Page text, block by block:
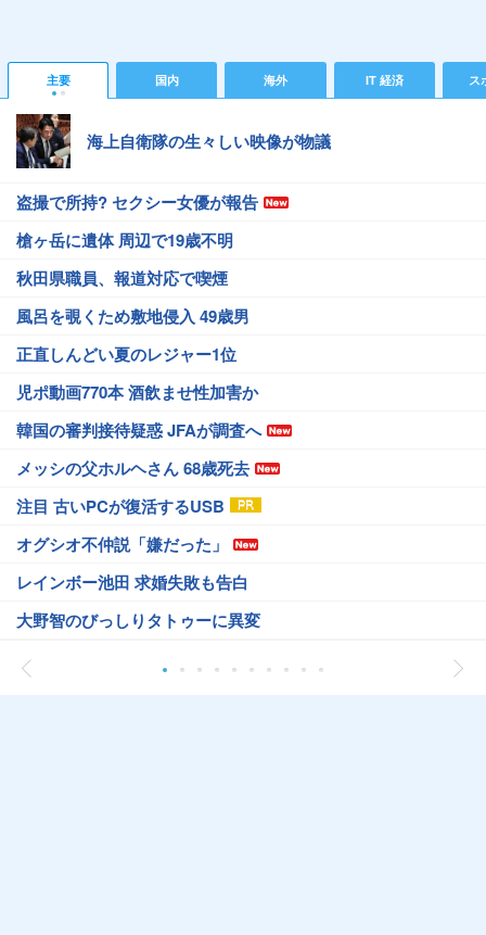
主要 国内 海外 IT 経済 ス
海上自衛隊の生々しい映像が物議
盗撮で所持? セクシー女優が報告
槍ヶ岳に遺体 周辺で19歳不明
秋田県職員、報道対応で喫煙
風呂を覗くため敷地侵入 49歳男
正直しんどい夏のレジャー1位
児ポ動画770本 酒飲ませ性加害か
韓国の審判接待疑惑 JFAが調査へ
メッシの父ホルヘさん 68歳死去
注目 古いPCが復活するUSB
オグシオ不仲説「嫌だった」
レインボー池田 求婚失敗も告白
大野智のびっしりタトゥーに異変